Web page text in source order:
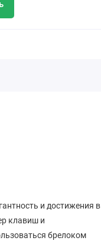
и достижения в
клавиш и
брелоком